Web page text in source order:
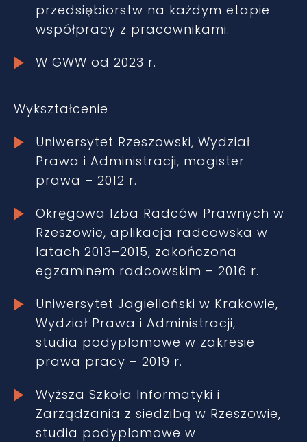
przedsiębiorstw na każdym etapie
współpracy z pracownikami.
W GWW od 2023 r.
Wykształcenie
Uniwersytet Rzeszowski, Wydział
Prawa i Administracji, magister
prawa – 2012 r.
Okręgowa Izba Radców Prawnych w
Rzeszowie, aplikacja radcowska w
latach 2013–2015, zakończona
egzaminem radcowskim – 2016 r.
Uniwersytet Jagielloński w Krakowie,
Wydział Prawa i Administracji,
studia podyplomowe w zakresie
prawa pracy – 2019 r.
Wyższa Szkoła Informatyki i
Zarządzania z siedzibą w Rzeszowie,
studia podyplomowe w